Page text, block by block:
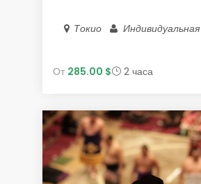
Токио Индивидуальная
От 285.00 $ 2 часа